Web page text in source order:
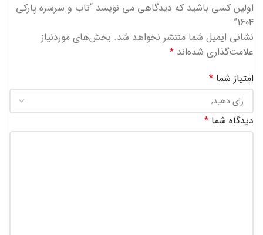
اولین کسی باشید که دیدگاهی می نویسد “تاب و سرسره پارکی
1604”
نشانی ایمیل شما منتشر نخواهد شد. بخش‌های موردنیاز
علامت‌گذاری شده‌اند *
امتیاز شما *
دیدگاه شما *